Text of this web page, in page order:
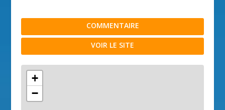
COMMENTAIRE
VOIR LE SITE
+
−